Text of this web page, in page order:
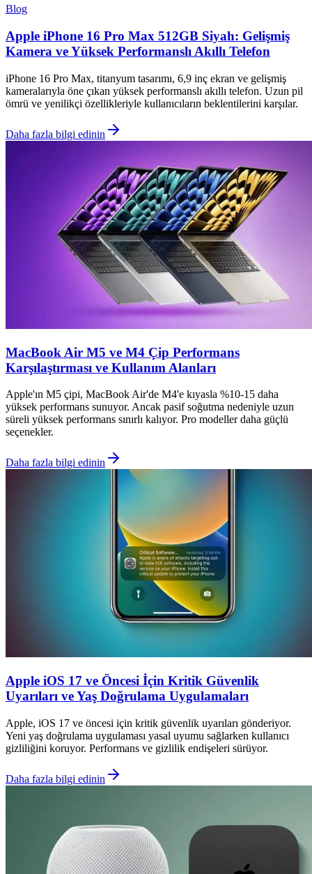
Blog
Apple iPhone 16 Pro Max 512GB Siyah: Gelişmiş
Kamera ve Yüksek Performanslı Akıllı Telefon
iPhone 16 Pro Max, titanyum tasarımı, 6,9 inç ekran ve gelişmiş
kameralarıyla öne çıkan yüksek performanslı akıllı telefon. Uzun pil
ömrü ve yenilikçi özellikleriyle kullanıcıların beklentilerini karşılar.
Daha fazla bilgi edinin
MacBook Air M5 ve M4 Çip Performans
Karşılaştırması ve Kullanım Alanları
Apple'ın M5 çipi, MacBook Air'de M4'e kıyasla %10-15 daha
yüksek performans sunuyor. Ancak pasif soğutma nedeniyle uzun
süreli yüksek performans sınırlı kalıyor. Pro modeller daha güçlü
seçenekler.
Daha fazla bilgi edinin
Apple iOS 17 ve Öncesi İçin Kritik Güvenlik
Uyarıları ve Yaş Doğrulama Uygulamaları
Apple, iOS 17 ve öncesi için kritik güvenlik uyarıları gönderiyor.
Yeni yaş doğrulama uygulaması yasal uyumu sağlarken kullanıcı
gizliliğini koruyor. Performans ve gizlilik endişeleri sürüyor.
Daha fazla bilgi edinin